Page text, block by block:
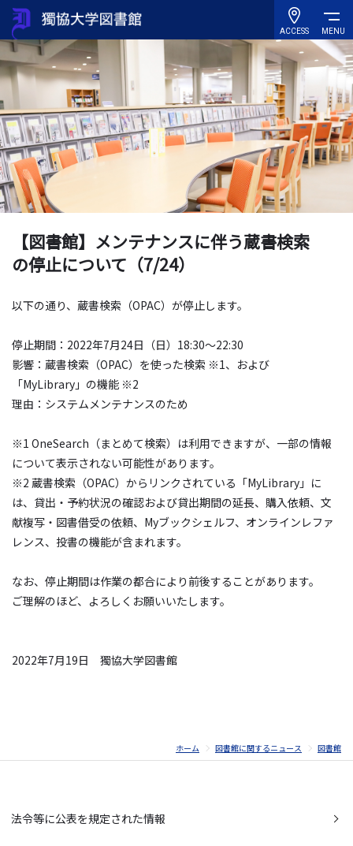
ACCESS MENU
【図書館】メンテナンスに伴う蔵書検索
の停止について（7/24）
以下の通り、蔵書検索（OPAC）が停止します。
停止期間：2022年7月24日（日）18:30～22:30
影響：蔵書検索（OPAC）を使った検索 ※1、および
「MyLibrary」の機能 ※2
理由：システムメンテナンスのため
※1 OneSearch（まとめて検索）は利用できますが、一部の情報
について表示されない可能性があります。
※2 蔵書検索（OPAC）からリンクされている「MyLibrary」に
は、貸出・予約状況の確認および貸出期間の延長、購入依頼、文
献複写・図書借受の依頼、Myブックシェルフ、オンラインレファ
レンス、投書の機能が含まれます。
なお、停止期間は作業の都合により前後することがあります。
ご理解のほど、よろしくお願いいたします。
2022年7月19日 獨協大学図書館
ホーム 図書館に関するニュース 図書館
法令等に公表を規定された情報